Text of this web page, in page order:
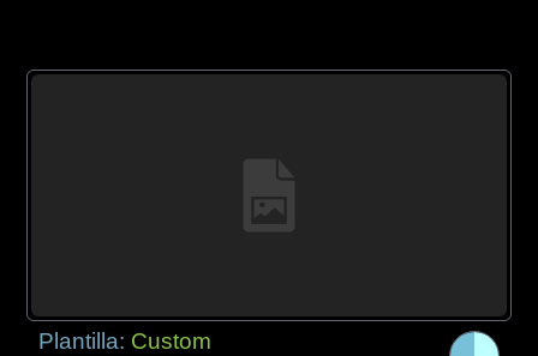
Plantilla: Custom